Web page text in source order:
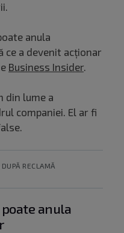
anula
ce a devenit acționar
Business Insider.
din lume a
companiei. El ar fi
RECLAMĂ
anula